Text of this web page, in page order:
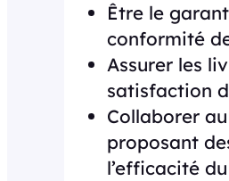
Être le
conformité
Assurer les
satisfaction
Collaborer
proposant
l’efficacité